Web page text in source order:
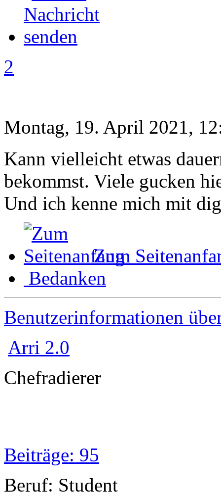
2
Montag, 19. April 2021,
Kann vielleicht etwas
bekommst. Viele gucken
Und ich kenne mich mit
Zum
Bedanken
Benutzerinformationen
Arri 2.0
Chefradierer
Beiträge: 95
Beruf: Student